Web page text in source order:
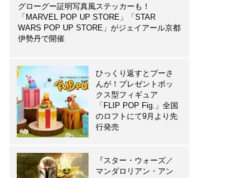
グローグー証明写真風ステッカーも！
「MARVEL POP UP STORE」「STAR
WARS POP UP STORE」がジェイアール京都
伊勢丹で開催
ひっくり返すとプーさ
んが！プレゼントボッ
クス型フィギュア
「FLIP POP Fig.」全国
のロフトにて9月より先
行発売
『スター・ウォーズ／
マンダロリアン・アン